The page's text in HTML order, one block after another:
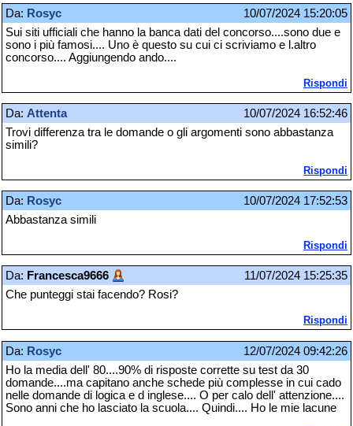
Da: Rosyc
10/07/2024 15:20:05
Sui siti ufficiali che hanno la banca dati del concorso....sono due e
sono i più famosi.... Uno è questo su cui ci scriviamo e l.altro
concorso.... Aggiungendo ando....
Rispondi
Da: Attenta
10/07/2024 16:52:46
Trovi differenza tra le domande o gli argomenti sono abbastanza
simili?
Rispondi
Da: Rosyc
10/07/2024 17:52:53
Abbastanza simili
Rispondi
Da: Francesca9666
11/07/2024 15:25:35
Che punteggi stai facendo? Rosi?
Rispondi
Da: Rosyc
12/07/2024 09:42:26
Ho la media dell' 80....90% di risposte corrette su test da 30
domande....ma capitano anche schede più complesse in cui cado
nelle domande di logica e d inglese.... O per calo dell' attenzione....
Sono anni che ho lasciato la scuola.... Quindi.... Ho le mie lacune